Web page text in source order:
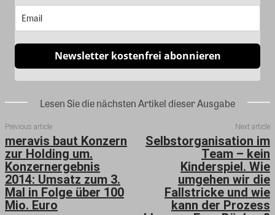
Newsletter kostenfrei abonnieren
Lesen Sie die nächsten Artikel dieser Ausgabe
Previous article
meravis baut Konzern
zur Holding um.
Konzernergebnis
2014: Umsatz zum 3.
Mal in Folge über 100
Mio. Euro
Next article
Selbstorganisation im
Team – kein
Kinderspiel. Wie
umgehen wir die
Fallstricke und wie
kann der Prozess